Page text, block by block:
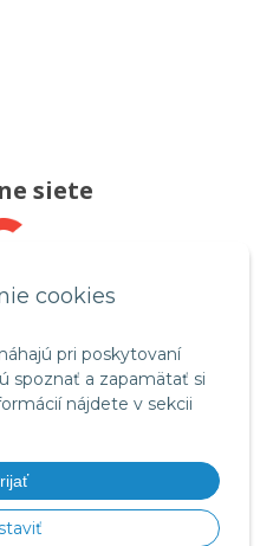
cookies
pri poskytovaní
spoznať a zapamätať si
nájdete v sekcii
siete
recenziu
nás
YouTube